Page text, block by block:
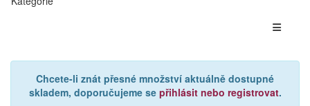
Chcete-li znát přesné množství aktuálně dostupné
skladem, doporučujeme se přihlásit nebo registrovat.